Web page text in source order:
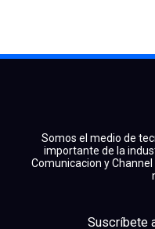
Somos el medio de
importante de la
Comunicacion y
Suscríbete
linkedinyoutube